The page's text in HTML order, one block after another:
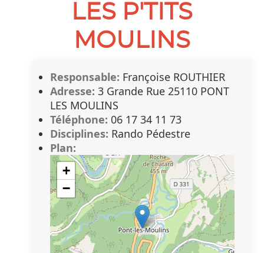
LES P'TITS
MOULINS
Responsable: Françoise ROUTHIER
Adresse: 3 Grande Rue 25110 PONT
LES MOULINS
Téléphone: 06 17 34 11 73
Disciplines: Rando Pédestre
Plan:
+
−